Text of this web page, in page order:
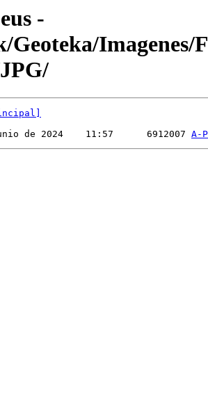
-
Geoteka/Imagenes/
de 2024    11:57      6912007 A-